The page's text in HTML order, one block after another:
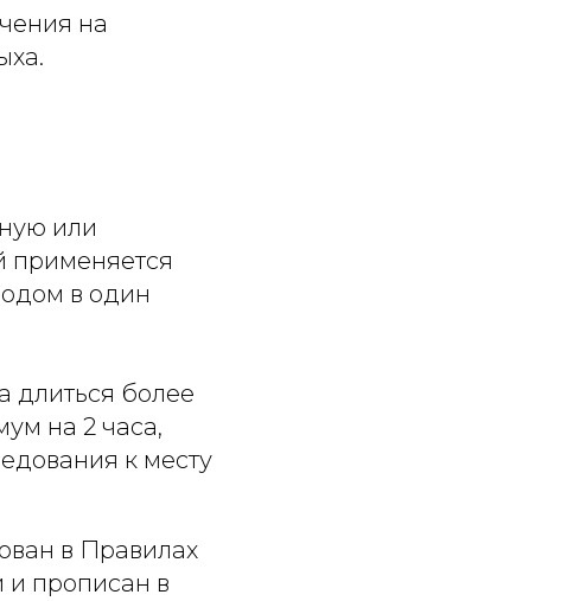
на
или
применяется
в один
длиться более
на 2 часа,
к месту
в Правилах
и прописан в